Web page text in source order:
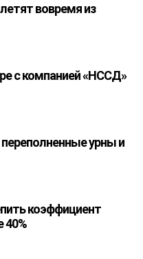
вовремя из
с компанией «НССД»
урны и
коэффициент
40%